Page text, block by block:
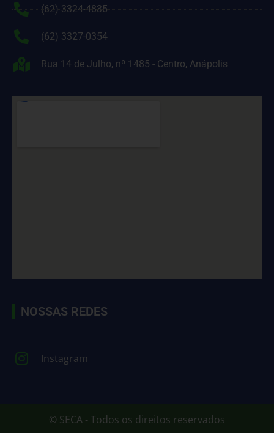
(62) 3324-4835
(62) 3327-0354
Rua 14 de Julho, nº 1485 - Centro, Anápolis
NOSSAS REDES
Instagram
© SECA - Todos os direitos reservados